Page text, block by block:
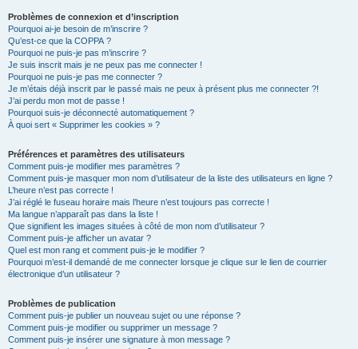
Problèmes de connexion et d’inscription
Pourquoi ai-je besoin de m’inscrire ?
Qu’est-ce que la COPPA ?
Pourquoi ne puis-je pas m’inscrire ?
Je suis inscrit mais je ne peux pas me connecter !
Pourquoi ne puis-je pas me connecter ?
Je m’étais déjà inscrit par le passé mais ne peux à présent plus me connecter ?!
J’ai perdu mon mot de passe !
Pourquoi suis-je déconnecté automatiquement ?
À quoi sert « Supprimer les cookies » ?
Préférences et paramètres des utilisateurs
Comment puis-je modifier mes paramètres ?
Comment puis-je masquer mon nom d’utilisateur de la liste des utilisateurs en ligne ?
L’heure n’est pas correcte !
J’ai réglé le fuseau horaire mais l’heure n’est toujours pas correcte !
Ma langue n’apparaît pas dans la liste !
Que signifient les images situées à côté de mon nom d’utilisateur ?
Comment puis-je afficher un avatar ?
Quel est mon rang et comment puis-je le modifier ?
Pourquoi m’est-il demandé de me connecter lorsque je clique sur le lien de courrier
électronique d’un utilisateur ?
Problèmes de publication
Comment puis-je publier un nouveau sujet ou une réponse ?
Comment puis-je modifier ou supprimer un message ?
Comment puis-je insérer une signature à mon message ?